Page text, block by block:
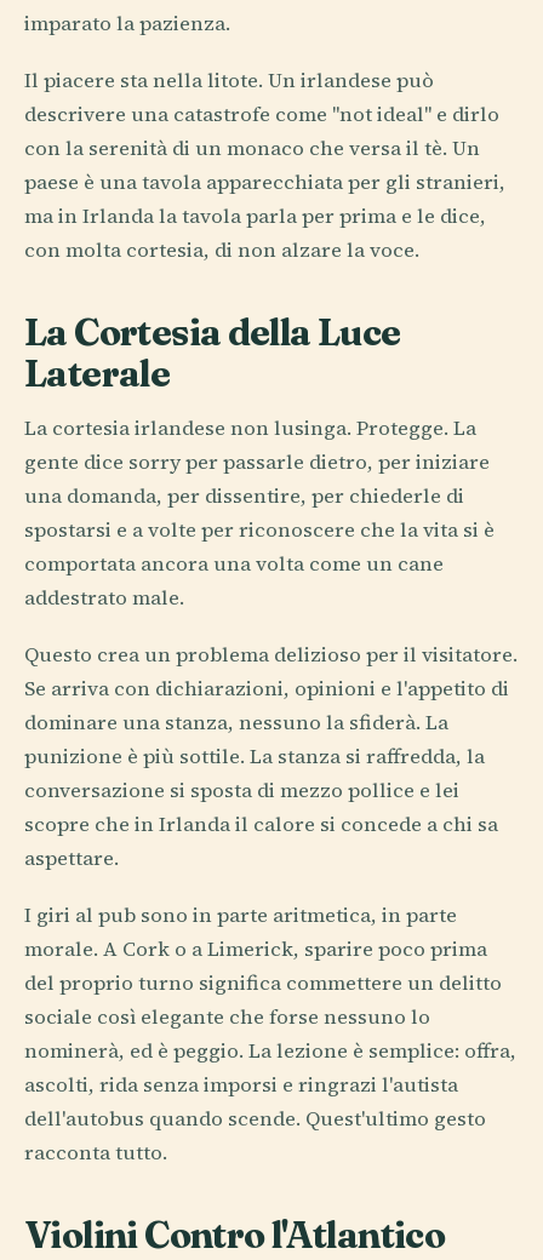
imparato la pazienza.
Il piacere sta nella litote. Un irlandese può
descrivere una catastrofe come "not ideal" e dirlo
con la serenità di un monaco che versa il tè. Un
paese è una tavola apparecchiata per gli stranieri,
ma in Irlanda la tavola parla per prima e le dice,
con molta cortesia, di non alzare la voce.
La Cortesia della Luce
Laterale
La cortesia irlandese non lusinga. Protegge. La
gente dice sorry per passarle dietro, per iniziare
una domanda, per dissentire, per chiederle di
spostarsi e a volte per riconoscere che la vita si è
comportata ancora una volta come un cane
addestrato male.
Questo crea un problema delizioso per il visitatore.
Se arriva con dichiarazioni, opinioni e l'appetito di
dominare una stanza, nessuno la sfiderà. La
punizione è più sottile. La stanza si raffredda, la
conversazione si sposta di mezzo pollice e lei
scopre che in Irlanda il calore si concede a chi sa
aspettare.
I giri al pub sono in parte aritmetica, in parte
morale. A Cork o a Limerick, sparire poco prima
del proprio turno significa commettere un delitto
sociale così elegante che forse nessuno lo
nominerà, ed è peggio. La lezione è semplice: offra,
ascolti, rida senza imporsi e ringrazi l'autista
dell'autobus quando scende. Quest'ultimo gesto
racconta tutto.
Violini Contro l'Atlantico